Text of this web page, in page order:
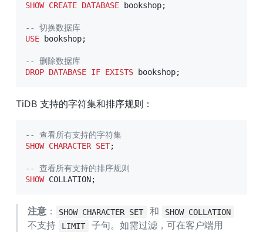
SHOW CREATE DATABASE bookshop;
-- 切换数据库
USE bookshop;
-- 删除数据库
DROP DATABASE IF EXISTS bookshop;
TiDB 支持的字符集和排序规则：
-- 查看所有支持的字符集
SHOW CHARACTER SET;
-- 查看所有支持的排序规则
SHOW COLLATION;
注意 ： SHOW CHARACTER SET 和 SHOW COLLATION
不支持 LIMIT